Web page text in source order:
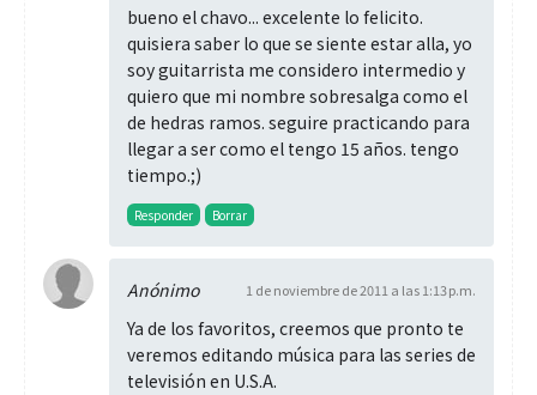
bueno el chavo... excelente lo felicito.
quisiera saber lo que se siente estar alla, yo
soy guitarrista me considero intermedio y
quiero que mi nombre sobresalga como el
de hedras ramos. seguire practicando para
llegar a ser como el tengo 15 años. tengo
tiempo.;)
Responder Borrar
Anónimo 1 de noviembre de 2011 a las 1:13 p.m.
Ya de los favoritos, creemos que pronto te
veremos editando música para las series de
televisión en U.S.A.